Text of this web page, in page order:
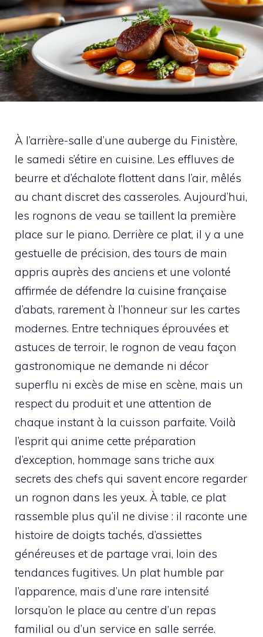
À l’arrière-salle d’une auberge du Finistère,
le samedi s’étire en cuisine. Les effluves de
beurre et d’échalote flottent dans l’air, mêlés
au chant discret des casseroles. Aujourd’hui,
les rognons de veau se taillent la première
place sur le piano. Derrière ce plat, il y a une
gestuelle de précision, des tours de main
appris auprès des anciens et une volonté
affirmée de défendre la cuisine française
d’abats, rarement à l’honneur sur les cartes
modernes. Entre techniques éprouvées et
astuces de terroir, le rognon de veau façon
gastronomique ne demande ni décor
superflu ni excès de mise en scène, mais un
respect du produit et une attention de
chaque instant à la cuisson parfaite. Voilà
l’esprit qui anime cette préparation
d’exception, hommage sans triche aux
secrets des chefs qui savent encore regarder
un rognon dans les yeux. À table, ce plat
rassemble plus qu’il ne divise : il raconte une
histoire de doigts tachés, d’assiettes
généreuses et de partage vrai, loin des
tendances fugitives. Un plat humble par
l’apparence, mais d’une rare intensité
lorsqu’on le place au centre d’un repas
familial ou d’un service en salle serrée.